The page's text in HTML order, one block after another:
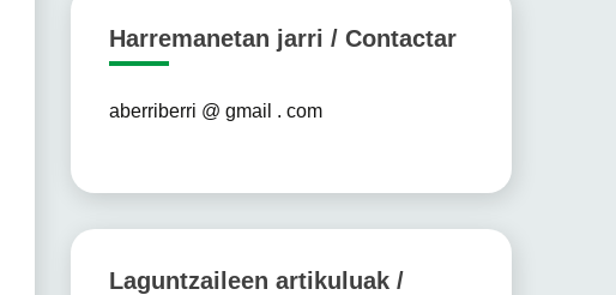
Harremanetan jarri / Contactar
aberriberri @ gmail . com
Laguntzaileen artikuluak /